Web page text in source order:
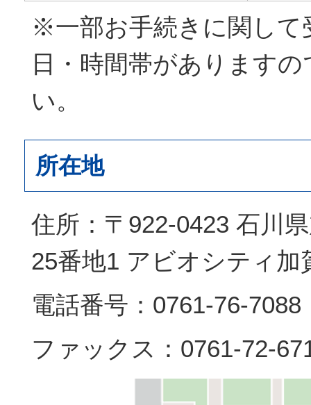
※一部お手続きに関して
日・時間帯があります
い。
所在地
住所：〒922-0423 石川
25番地1 アビオシティ加
電話番号：0761-76-7088
ファックス：0761-72-